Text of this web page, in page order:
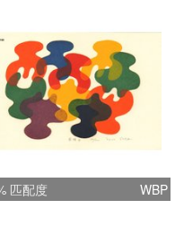
匹配度 WBP